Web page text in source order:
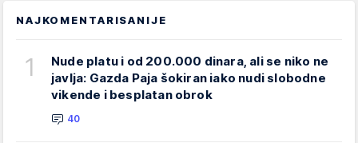
NAJKOMENTARISANIJE
1
Nude platu i od 200.000 dinara, ali se niko ne
javlja: Gazda Paja šokiran iako nudi slobodne
vikende i besplatan obrok
40